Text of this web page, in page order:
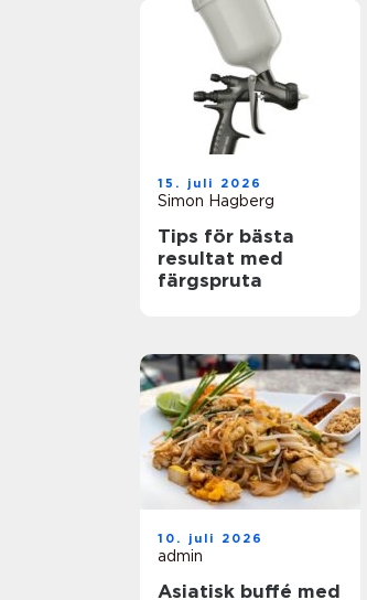
15. juli 2026
Simon Hagberg
Tips för bästa
resultat med
färgspruta
10. juli 2026
admin
Asiatisk buffé med